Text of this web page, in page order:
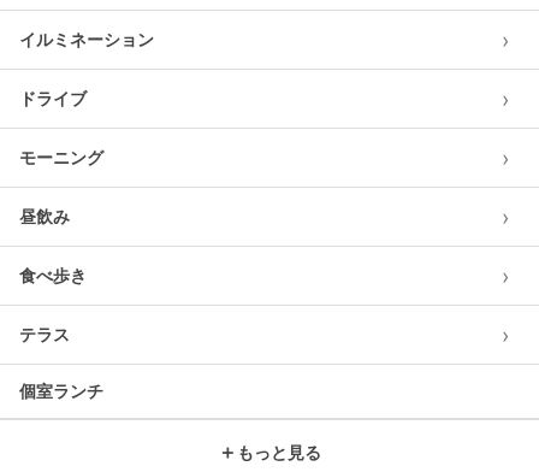
イルミネーション ›
ドライブ ›
モーニング ›
昼飲み ›
食べ歩き ›
テラス ›
個室ランチ
＋ もっと見る